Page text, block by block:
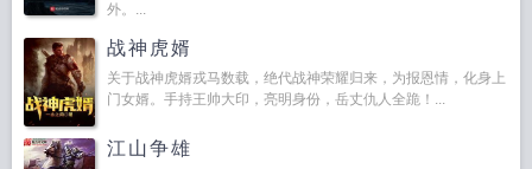
外。...
战神虎婿
关于战神虎婿戎马数载，绝代战神荣耀归来，为报恩情，化身上
门女婿。手持王帅大印，亮明身份，岳丈仇人全跪！...
江山争雄